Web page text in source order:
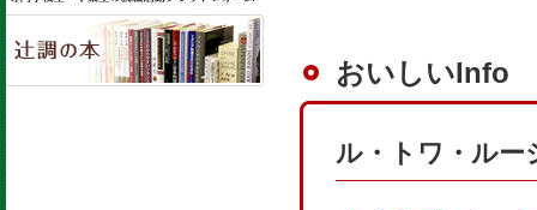
おいしいInfo
ル・トワ・ルー